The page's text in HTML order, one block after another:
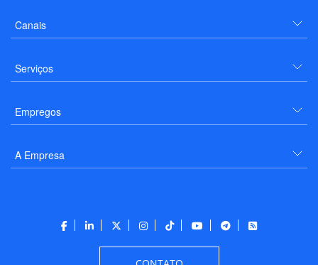
Canais
Serviços
Empregos
A Empresa